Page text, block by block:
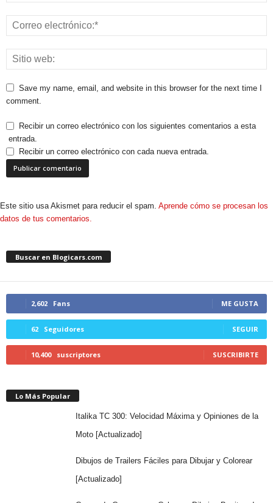
Save my name, email, and website in this browser for the next time I
comment.
Recibir un correo electrónico con los siguientes comentarios a esta
entrada.
Recibir un correo electrónico con cada nueva entrada.
Este sitio usa Akismet para reducir el spam. Aprende cómo se procesan los
datos de tus comentarios.
Buscar en Blogicars.com
2,602 Fans ME GUSTA
62 Seguidores SEGUIR
10,400 suscriptores SUSCRIBIRTE
Lo Más Popular
Italika TC 300: Velocidad Máxima y Opiniones de la
Moto [Actualizado]
Dibujos de Trailers Fáciles para Dibujar y Colorear
[Actualizado]